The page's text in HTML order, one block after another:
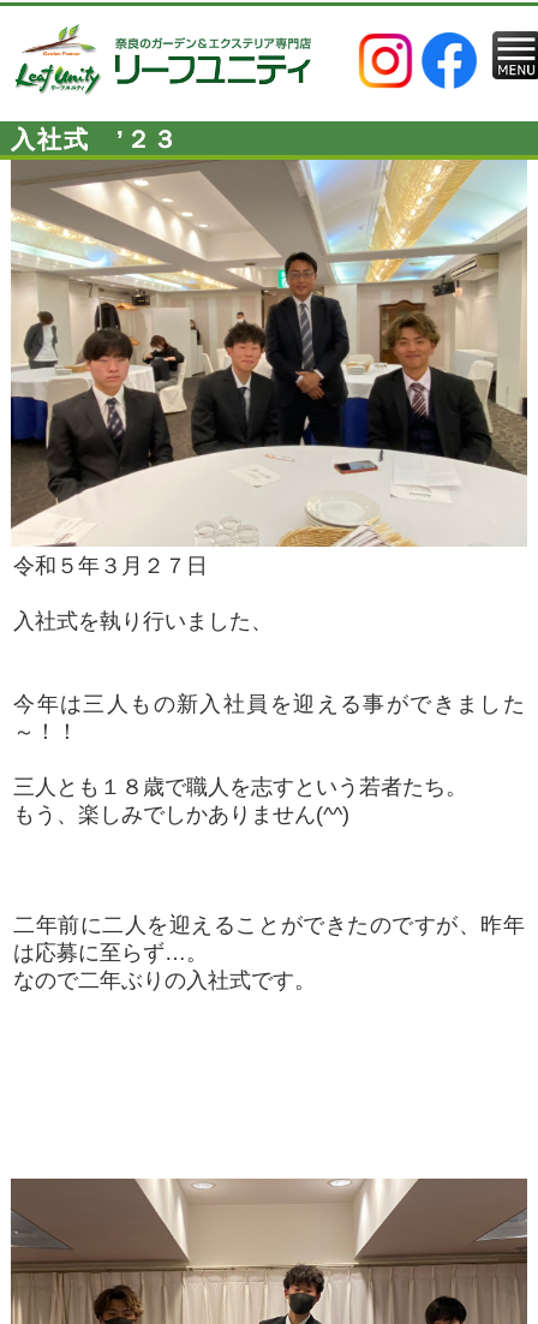
入社式 ’２３
令和５年３月２７日
入社式を執り行いました、
今年は三人もの新入社員を迎える事ができました
～！！
三人とも１８歳で職人を志すという若者たち。
もう、楽しみでしかありません(^^)
二年前に二人を迎えることができたのですが、昨年
は応募に至らず…。
なので二年ぶりの入社式です。